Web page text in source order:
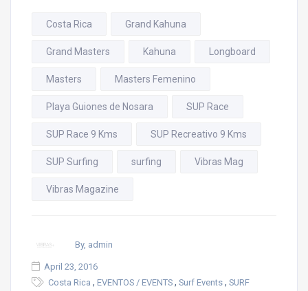
Costa Rica Grand Kahuna
Grand Masters Kahuna Longboard
Masters Masters Femenino
Playa Guiones de Nosara SUP Race
SUP Race 9 Kms SUP Recreativo 9 Kms
SUP Surfing surfing Vibras Mag
Vibras Magazine
By, admin
April 23, 2016
Costa Rica , EVENTOS / EVENTS , Surf Events , SURF